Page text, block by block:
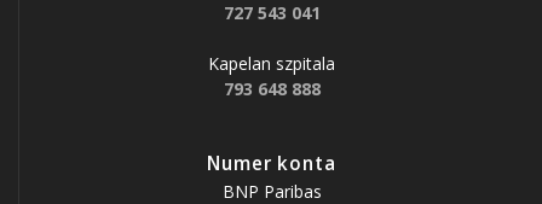
727 543 041
Kapelan szpitala
793 648 888
Numer konta
BNP Paribas